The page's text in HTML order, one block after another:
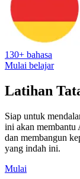
130+ bahasa
Mulai belajar
Latihan
Siap untuk
ini akan membantu
dan membangun
yang indah ini.
Mulai